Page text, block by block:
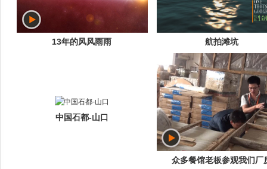
13年的风风雨雨 航拍滩坑
中国石都-山口
众多餐馆老板参观我们厂